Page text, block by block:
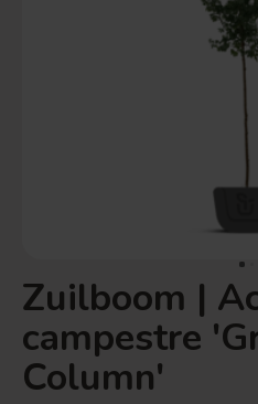
Zuilboom |
campestre
Column'